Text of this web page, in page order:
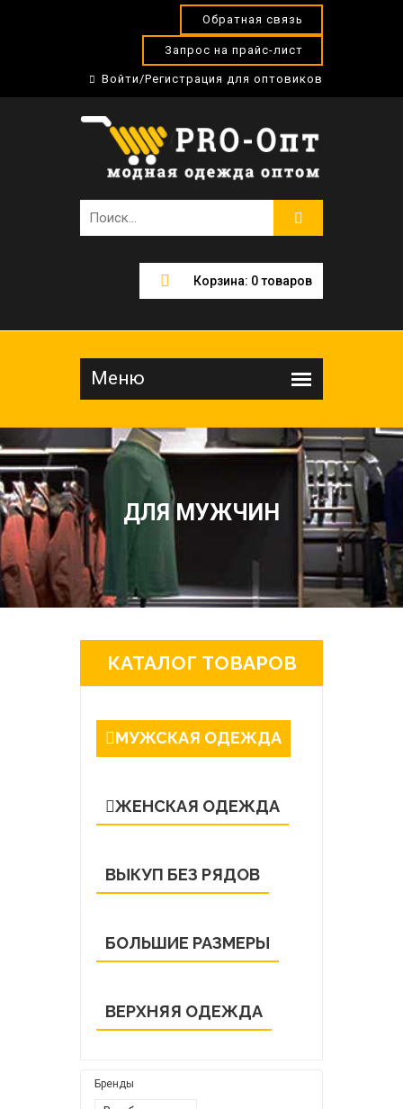
Обратная связь
Запрос на прайс-лист
Войти/Регистрация для оптовиков
Корзина: 0товаров
ДЛЯ МУЖЧИН
КАТАЛОГ ТОВАРОВ
МУЖСКАЯ ОДЕЖДА
ЖЕНСКАЯ ОДЕЖДА
ВЫКУП БЕЗ РЯДОВ
БОЛЬШИЕ РАЗМЕРЫ
ВЕРХНЯЯ ОДЕЖДА
Бренды